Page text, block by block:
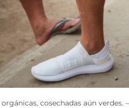
cosechadas aún verdes. –